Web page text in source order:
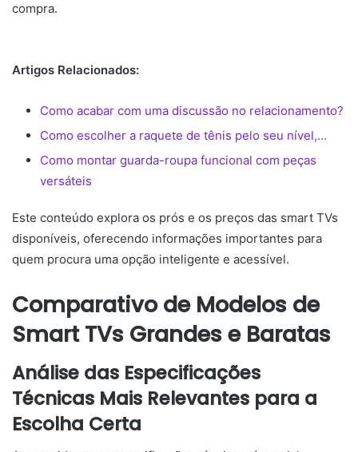
compra.
Artigos Relacionados:
Como acabar com uma discussão no relacionamento?
Como escolher a raquete de tênis pelo seu nível,…
Como montar guarda-roupa funcional com peças
versáteis
Este conteúdo explora os prós e os preços das smart TVs
disponíveis, oferecendo informações importantes para
quem procura uma opção inteligente e acessível.
Comparativo de Modelos de
Smart TVs Grandes e Baratas
Análise das Especificações
Técnicas Mais Relevantes para a
Escolha Certa